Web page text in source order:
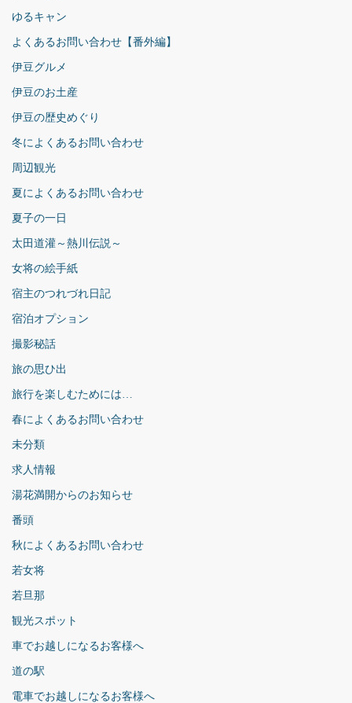
ゆるキャン
よくあるお問い合わせ【番外編】
伊豆グルメ
伊豆のお土産
伊豆の歴史めぐり
冬によくあるお問い合わせ
周辺観光
夏によくあるお問い合わせ
夏子の一日
太田道灌～熱川伝説～
女将の絵手紙
宿主のつれづれ日記
宿泊オプション
撮影秘話
旅の思ひ出
旅行を楽しむためには…
春によくあるお問い合わせ
未分類
求人情報
湯花満開からのお知らせ
番頭
秋によくあるお問い合わせ
若女将
若旦那
観光スポット
車でお越しになるお客様へ
道の駅
電車でお越しになるお客様へ